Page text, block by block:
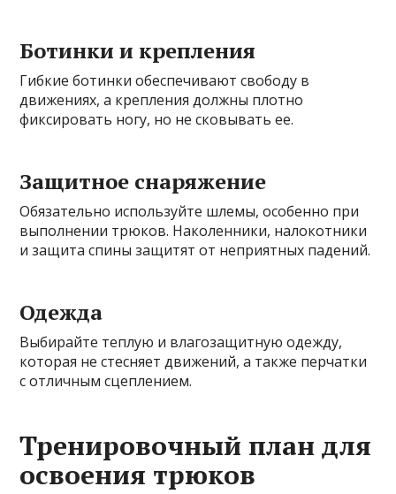
Ботинки и крепления
Гибкие ботинки обеспечивают свободу в
движениях, а крепления должны плотно
фиксировать ногу, но не сковывать ее.
Защитное снаряжение
Обязательно используйте шлемы, особенно при
выполнении трюков. Наколенники, налокотники
и защита спины защитят от неприятных падений.
Одежда
Выбирайте теплую и влагозащитную одежду,
которая не стесняет движений, а также перчатки
с отличным сцеплением.
Тренировочный план для
освоения трюков